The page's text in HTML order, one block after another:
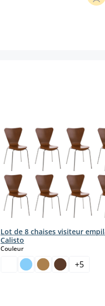
Lot de 8 chaises visiteur
Calisto
Couleurselect
+5